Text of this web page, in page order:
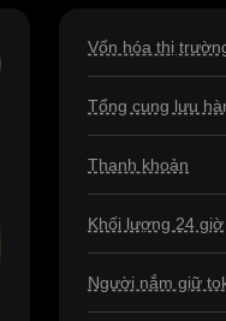
Vốn hóa thị
Tổng cung lưu
Thanh khoản
Khối lượng 24 giờ
Người nắm giữ